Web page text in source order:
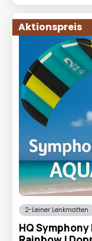
Aktionspreis
2-Leiner Lenkmatten
HQ Symphony